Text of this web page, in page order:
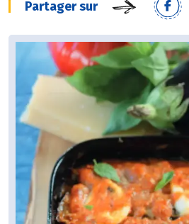
Partager sur